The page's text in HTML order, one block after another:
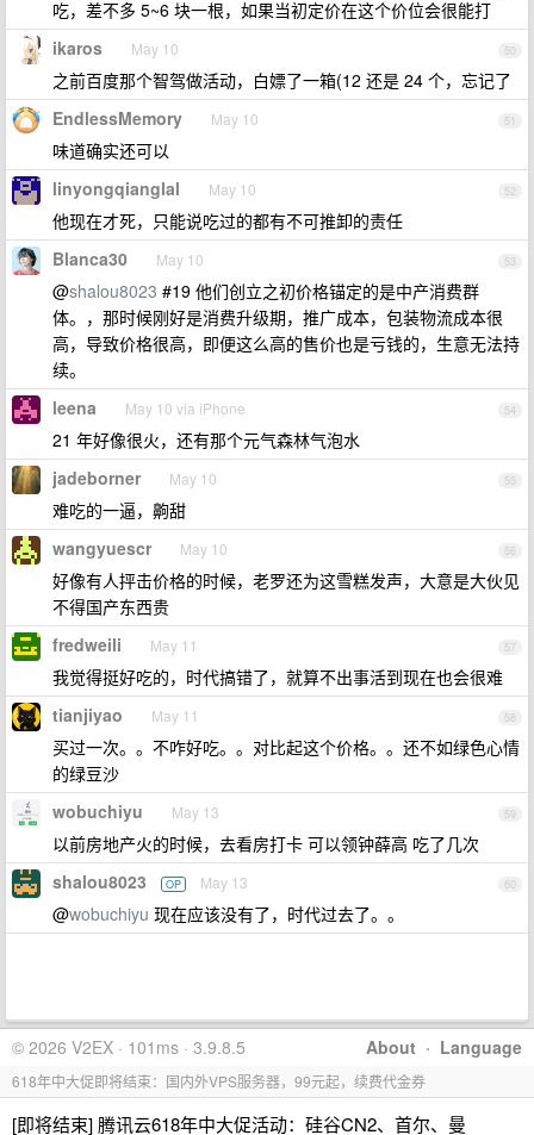
吃，差不多 5~6 块一根，如果当初定价在这个价位会很能打
50
ikaros May 10
之前百度那个智驾做活动，白嫖了一箱(12 还是 24 个，忘记了
51
EndlessMemory May 10
味道确实还可以
52
linyongqianglal May 10
他现在才死，只能说吃过的都有不可推卸的责任
53
Blanca30 May 10
@shalou8023 #19 他们创立之初价格锚定的是中产消费群
体。，那时候刚好是消费升级期，推广成本，包装物流成本很
高，导致价格很高，即便这么高的售价也是亏钱的，生意无法持
续。
54
leena May 10 via iPhone
21 年好像很火，还有那个元气森林气泡水
55
jadeborner May 10
难吃的一逼，齁甜
56
wangyuescr May 10
好像有人抨击价格的时候，老罗还为这雪糕发声，大意是大伙见
不得国产东西贵
57
fredweili May 11
我觉得挺好吃的，时代搞错了，就算不出事活到现在也会很难
58
tianjiyao May 11
买过一次。。不咋好吃。。对比起这个价格。。还不如绿色心情
的绿豆沙
59
wobuchiyu May 13
以前房地产火的时候，去看房打卡 可以领钟薛高 吃了几次
60
shalou8023 OP May 13
@wobuchiyu 现在应该没有了，时代过去了。。
About · Language
© 2026 V2EX · 101ms · 3.9.8.5
618年中大促即将结束：国内外VPS服务器，99元起，续费代金券
[即将结束] 腾讯云618年中大促活动：硅谷CN2、首尔、曼